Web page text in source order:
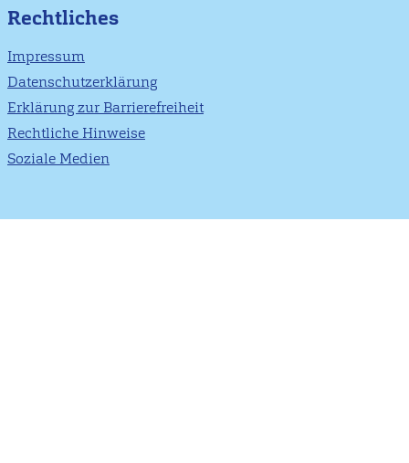
Rechtliches
Impressum
Datenschutzerklärung
Erklärung zur Barrierefreiheit
Rechtliche Hinweise
Soziale Medien